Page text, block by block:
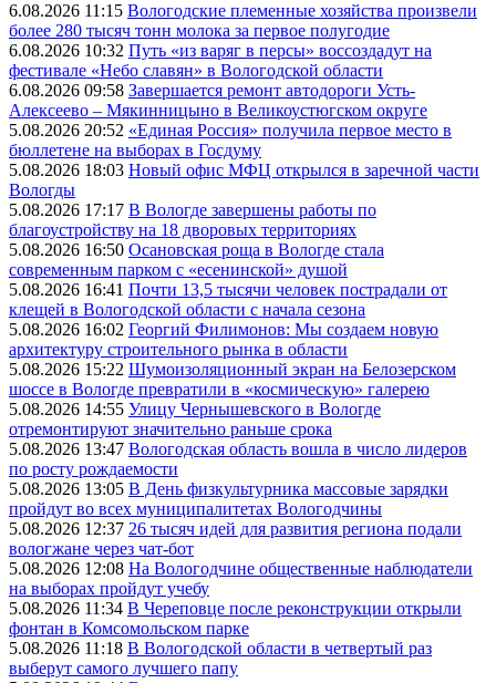
6.08.2026 11:15 Вологодские племенные хозяйства произвели
более 280 тысяч тонн молока за первое полугодие
6.08.2026 10:32 Путь «из варяг в персы» воссоздадут на
фестивале «Небо славян» в Вологодской области
6.08.2026 09:58 Завершается ремонт автодороги Усть-
Алексеево – Мякинницыно в Великоустюгском округе
5.08.2026 20:52 «Единая Россия» получила первое место в
бюллетене на выборах в Госдуму
5.08.2026 18:03 Новый офис МФЦ открылся в заречной части
Вологды
5.08.2026 17:17 В Вологде завершены работы по
благоустройству на 18 дворовых территориях
5.08.2026 16:50 Осановская роща в Вологде стала
современным парком с «есенинской» душой
5.08.2026 16:41 Почти 13,5 тысячи человек пострадали от
клещей в Вологодской области с начала сезона
5.08.2026 16:02 Георгий Филимонов: Мы создаем новую
архитектуру строительного рынка в области
5.08.2026 15:22 Шумоизоляционный экран на Белозерском
шоссе в Вологде превратили в «космическую» галерею
5.08.2026 14:55 Улицу Чернышевского в Вологде
отремонтируют значительно раньше срока
5.08.2026 13:47 Вологодская область вошла в число лидеров
по росту рождаемости
5.08.2026 13:05 В День физкультурника массовые зарядки
пройдут во всех муниципалитетах Вологодчины
5.08.2026 12:37 26 тысяч идей для развития региона подали
вологжане через чат-бот
5.08.2026 12:08 На Вологодчине общественные наблюдатели
на выборах пройдут учебу
5.08.2026 11:34 В Череповце после реконструкции открыли
фонтан в Комсомольском парке
5.08.2026 11:18 В Вологодской области в четвертый раз
выберут самого лучшего папу